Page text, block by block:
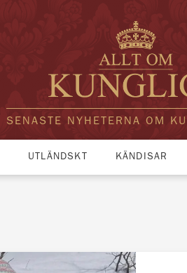
SENASTE NYHETERNA OM
UTLÄNDSKT KÄNDISAR